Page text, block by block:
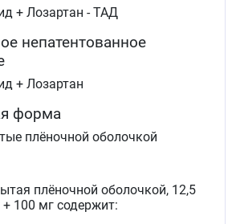
+ Лозартан - ТАД
непатентованное
+ Лозартан
форма
плёночной оболочкой
плёночной оболочкой, 12,5
100 мг содержит: